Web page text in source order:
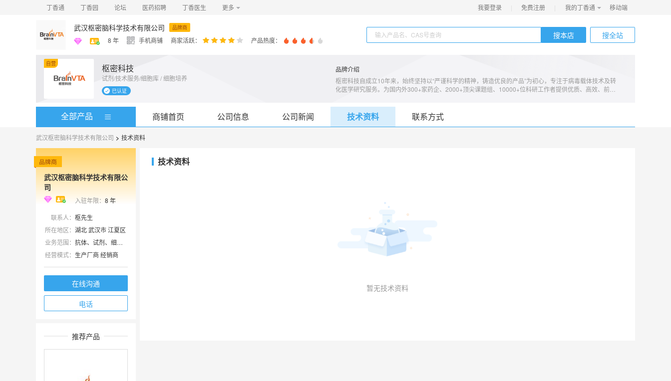
丁香通 丁香园 论坛 医药招聘 丁香医生 更多 我要登录 免费注册 我的丁香通 移动端
武汉枢密脑科学技术有限公司 品牌商
8 年 手机商铺 商家活跃： 产品热度：
搜本店 搜全站
自营 枢密科技
试剂/技术服务/细胞库 / 细胞培养
已认证
品牌介绍
枢密科技自成立10年来，始终坚持以“严谨科学的精神，铸造优良的产品”为初心，专注于病毒载体技术及转
化医学研究服务。为国内外300+家药企、2000+顶尖课题组、10000+位科研工作者提供优质、高效、前沿
研究、遗传疾病、基因治疗、肿瘤、干细胞治疗等转化医学领域提供高品质病毒载体产品和实验研究服务，
获得了一线研究人员的高度认可。枢密所属集团公司劲帆生物医药致力于开发大规模病毒载体制备及递送技
术，为药企提供基因治疗研究和药物、核心技术开发及制备服务。目标是构筑具有全球竞争力的基因治疗药
全部产品 商铺首页 公司信息 公司新闻 技术资料 联系方式
武汉枢密脑科学技术有限公司 > 技术资料
武汉枢密脑科学技术有限公
司
入驻年限： 8 年
联系人： 枢先生
所在地区： 湖北 武汉市 江夏区
业务范围：
抗体、试剂、细胞库 / 细胞培养、技术服务、耗材、实验室仪器 / 设备
经营模式： 生产厂商 经销商
在线沟通
电话
推荐产品
技术资料
暂无技术资料